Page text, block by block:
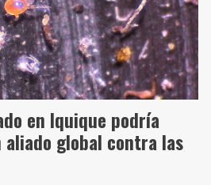
en Iquique podría
global contra las